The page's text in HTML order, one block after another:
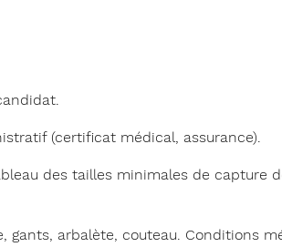
(certificat médical, assurance).
des tailles minimales de capture
gants, arbalète, couteau. Conditions